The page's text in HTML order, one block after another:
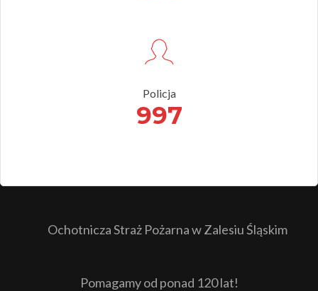
Policja
997
Ochotnicza Straż Pożarna w Zalesiu Śląskim
Pomagamy od ponad 120 lat!